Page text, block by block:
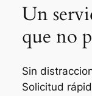
Un
que no
Sin
Solicitud